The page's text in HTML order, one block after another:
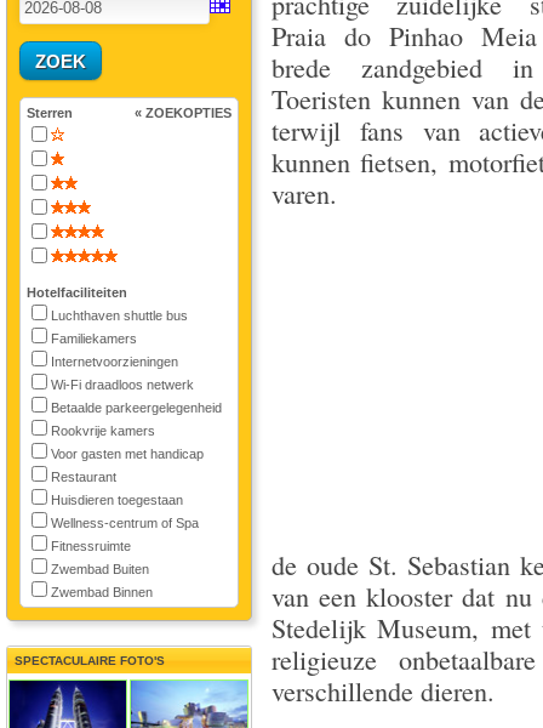
Sterren « ZOEKOPTIES
Hotelfaciliteiten
Luchthaven shuttle bus
Familiekamers
Internetvoorzieningen
Wi-Fi draadloos netwerk
Betaalde parkeergelegenheid
Rookvrije kamers
Voor gasten met handicap
Restaurant
Huisdieren toegestaan
Wellness-centrum of Spa
Fitnessruimte
Zwembad Buiten
Zwembad Binnen
SPECTACULAIRE FOTO'S
Praia do Pinhao
brede zandgebied
Toeristen kunnen van
terwijl fans van
kunnen fietsen,
varen.
de oude St. Sebastian
van een klooster dat
Stedelijk Museum, met
religieuze
verschillende dieren.